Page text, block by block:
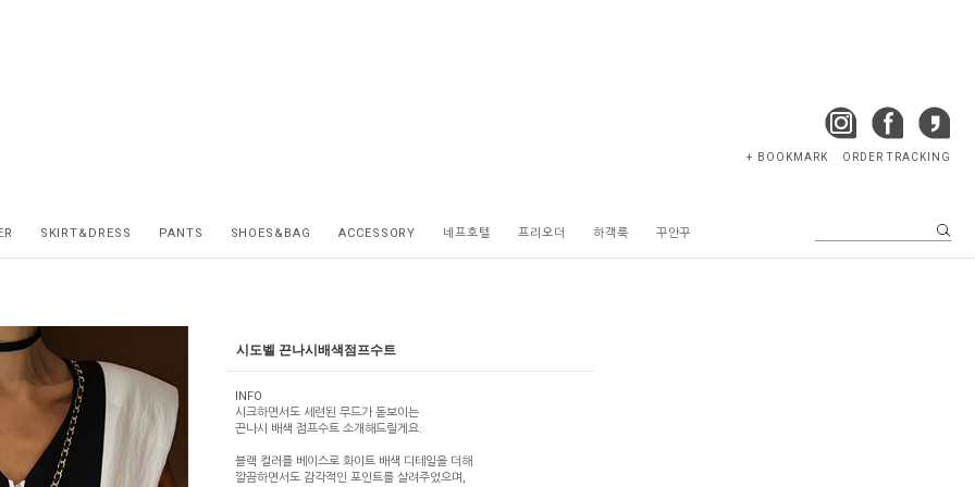
+ BOOKMARK ORDER TRACKING
SKIRT&DRESS PANTS SHOES&BAG ACCESSORY 네프호텔 프리오더 하객룩 꾸안꾸
시도벨 끈나시배색점프수트
INFO
시크하면서도 세련된 무드가 돋보이는
끈나시 배색 점프수트 소개해드릴게요.
블랙 컬러를 베이스로 화이트 배색 디테일을 더해
깔끔하면서도 감각적인 포인트를 살려주었으며,